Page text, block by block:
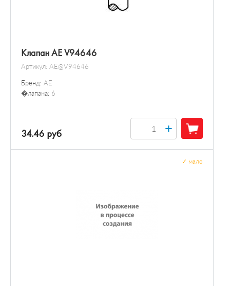
Клапан AE V94646
Артикул: AE@V94646
Бренд: AE
�лапана: 6
34.46 руб +
мало